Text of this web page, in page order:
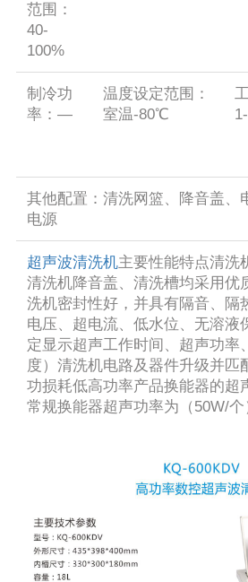
范围：
40-
100%
制冷功
率：—
温度设定范围：
室温-80℃
其他配置：清洗网篮、降音盖、
电源
超声波清洗机主要性能特点清洗
清洗机降音盖、清洗槽均采用优
洗机密封性好，并具有隔音、隔
电压、超电流、低水位、无溶液
定显示超声工作时间、超声功率
度）清洗机电路及器件升级并匹
功损耗低高功率产品换能器的超
常规换能器超声功率为（50W/个